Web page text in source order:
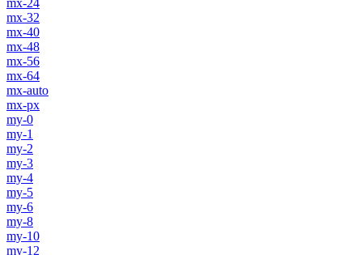
mx-32
mx-40
mx-48
mx-56
mx-64
mx-auto
mx-px
my-0
my-1
my-2
my-3
my-4
my-5
my-6
my-8
my-10
my-12